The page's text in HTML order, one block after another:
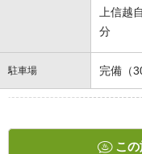
上信越
分
駐車場 完備（
こ